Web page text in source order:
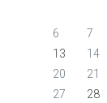
6
7
13
14
20
21
27
28